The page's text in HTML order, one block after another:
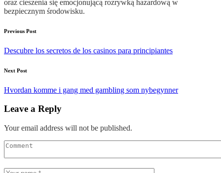
oraz cieszenia się emocjonującą rozrywką hazardową w
bezpiecznym środowisku.
Previous Post
Descubre los secretos de los casinos para principiantes
Next Post
Hvordan komme i gang med gambling som nybegynner
Leave a Reply
Your email address will not be published.